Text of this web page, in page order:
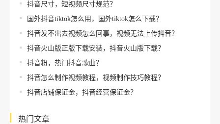
抖音尺寸，短视频尺寸规范？
国外抖音tiktok怎么用，国外tiktok怎么下载？
抖音发不出去视频怎么回事，视频无法上传抖音？
抖音火山版正版下载安装，抖音火山版下载？
抖音粉，热门抖音歌曲？
抖音怎么制作视频教程，视频制作技巧教程？
抖音店铺保证金，抖音经营保证金？
热门文章